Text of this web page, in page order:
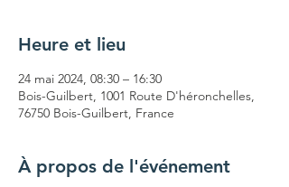
Heure et lieu
24 mai 2024, 08:30 – 16:30
Bois-Guilbert, 1001 Route D'héronchelles,
76750 Bois-Guilbert, France
À propos de l'événement